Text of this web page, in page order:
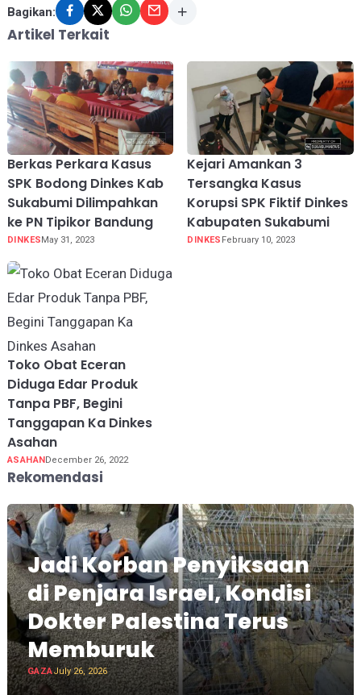
Bagikan:
Artikel Terkait
Berkas Perkara Kasus
SPK Bodong Dinkes Kab
Sukabumi Dilimpahkan
ke PN Tipikor Bandung
DINKES May 31, 2023
Kejari Amankan 3
Tersangka Kasus
Korupsi SPK Fiktif Dinkes
Kabupaten Sukabumi
DINKES February 10, 2023
Toko Obat Eceran
Diduga Edar Produk
Tanpa PBF, Begini
Tanggapan Ka Dinkes
Asahan
ASAHANDecember 26, 2022
Rekomendasi
Jadi Korban Penyiksaan
di Penjara Israel, Kondisi
Dokter Palestina Terus
Memburuk
GAZAJuly 26, 2026